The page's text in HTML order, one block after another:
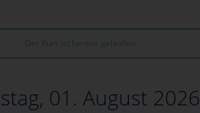
Der Kurs ist bereits gelaufen.
01. August 2026